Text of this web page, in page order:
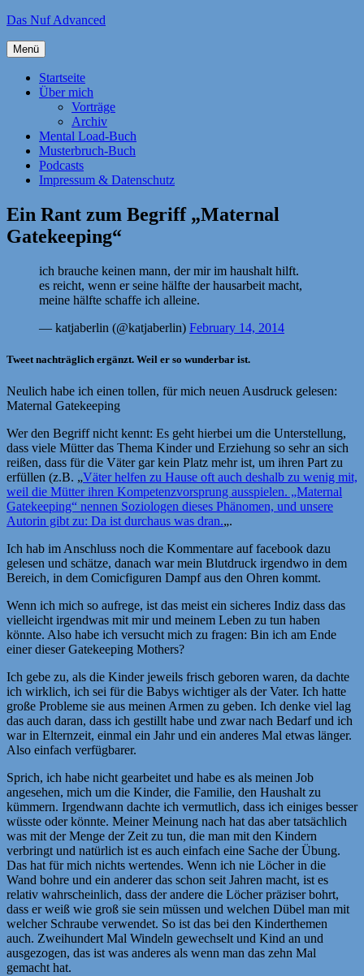
Zum
springen
Das Nuf Advanced
Menü
Startseite
Über mich
Vorträge
Archiv
Mental Load-Buch
Musterbruch-Buch
Podcasts
Impressum & Datenschutz
Ein Rant zum Begriff „Maternal
Gatekeeping“
ich brauche keinen mann, der mir im haushalt hilft.
es reicht, wenn er seine hälfte der hausarbeit macht,
meine hälfte schaffe ich alleine.
— katjaberlin (@katjaberlin) February 14, 2014
Tweet nachträglich ergänzt. Weil er so wunderbar ist.
Neulich habe ich einen tollen, für mich neuen Ausdruck gelesen:
Maternal Gatekeeping
Wer den Begriff nicht kennt: Es geht hierbei um die Unterstellung,
dass viele Mütter das Thema Kinder und Erziehung so sehr an sich
reißen, dass für die Väter gar kein Platz mehr ist, um ihren Part zu
erfüllen (z.B. „Väter helfen zu Hause oft auch deshalb zu wenig mit,
weil die Mütter ihren Kompetenzvorsprung ausspielen. „Maternal
Gatekeeping“ nennen Soziologen dieses Phänomen, und unsere
Autorin gibt zu: Da ist durchaus was dran.„.
Ich hab im Anschluss noch die Kommentare auf facebook dazu
gelesen und schätze, danach war mein Blutdruck irgendwo in dem
Bereich, in dem Comicfiguren Dampf aus den Ohren kommt.
Wenn ich mich so aufrege, ist das meist ein sicheres Indiz dass das
vielleicht irgendwas mit mir und meinem Leben zu tun haben
könnte. Also habe ich versucht mich zu fragen: Bin ich am Ende
einer dieser Gatekeeping Mothers?
Ich gebe zu, als die Kinder jeweils frisch geboren waren, da dachte
ich wirklich, ich sei für die Babys wichtiger als der Vater. Ich hatte
große Probleme sie aus meinen Armen zu geben. Ich denke viel lag
das auch daran, dass ich gestillt habe und zwar nach Bedarf und ich
war in Elternzeit, einmal ein Jahr und ein anderes Mal etwas länger.
Also einfach verfügbarer.
Sprich, ich habe nicht gearbeitet und habe es als meinen Job
angesehen, mich um die Kinder, die Familie, den Haushalt zu
kümmern. Irgendwann dachte ich vermutlich, dass ich einiges besser
wüsste oder könnte. Meiner Meinung nach hat das aber tatsächlich
was mit der Menge der Zeit zu tun, die man mit den Kindern
verbringt und natürlich ist es auch einfach eine Sache der Übung.
Das hat für mich nichts wertendes. Wenn ich nie Löcher in die
Wand bohre und ein anderer das schon seit Jahren macht, ist es
relativ wahrscheinlich, dass der andere die Löcher präziser bohrt,
dass er weiß wie groß sie sein müssen und welchen Dübel man mit
welcher Schraube verwendet. So ist das bei den Kinderthemen
auch. Zweihundert Mal Windeln gewechselt und Kind an und
ausgezogen, das ist was anderes als wenn man das zehn Mal
gemacht hat.